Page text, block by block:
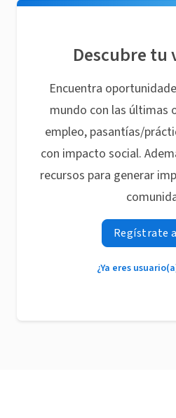
Descubre tu
Encuentra
mundo con las últimas
empleo, pasantías/
con impacto social.
recursos para generar
Regístrate
¿Ya eres